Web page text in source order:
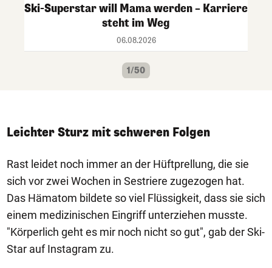
Ski-Superstar will Mama werden – Karriere
steht im Weg
06.08.2026
1/50
Leichter Sturz mit schweren Folgen
Rast leidet noch immer an der Hüftprellung, die sie
sich vor zwei Wochen in Sestriere zugezogen hat.
Das Hämatom bildete so viel Flüssigkeit, dass sie sich
einem medizinischen Eingriff unterziehen musste.
"Körperlich geht es mir noch nicht so gut", gab der Ski-
Star auf Instagram zu.